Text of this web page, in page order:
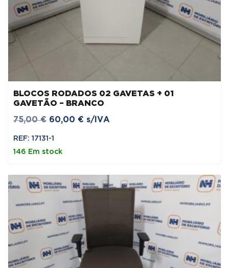
BLOCOS RODADOS 02 GAVETAS + 01
GAVETÃO – BRANCO
75,00€ O
60,00 € O
s/IVA
REF: 17131-1
146 Em stock